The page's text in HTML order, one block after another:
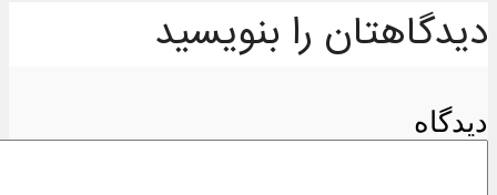
دیدگاهتان را بنویسید
دیدگاه